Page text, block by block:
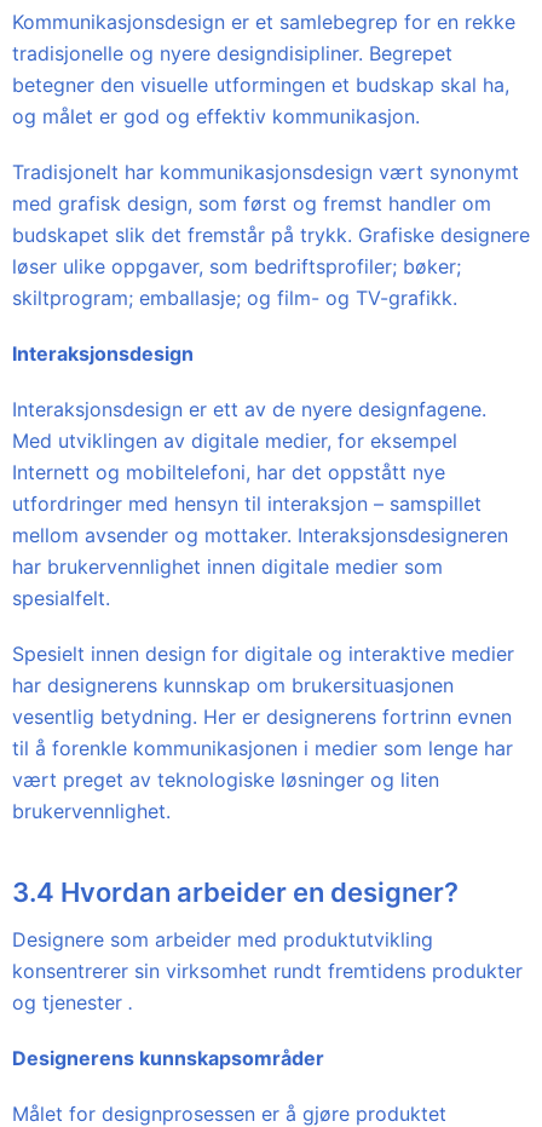
Kommunikasjonsdesign er et samlebegrep for en rekke
tradisjonelle og nyere designdisipliner. Begrepet
betegner den visuelle utformingen et budskap skal ha,
og målet er god og effektiv kommunikasjon.
Tradisjonelt har kommunikasjonsdesign vært synonymt
med grafisk design, som først og fremst handler om
budskapet slik det fremstår på trykk. Grafiske designere
løser ulike oppgaver, som bedriftsprofiler; bøker;
skiltprogram; emballasje; og film- og TV-grafikk.
Interaksjonsdesign
Interaksjonsdesign er ett av de nyere designfagene.
Med utviklingen av digitale medier, for eksempel
Internett og mobiltelefoni, har det oppstått nye
utfordringer med hensyn til interaksjon – samspillet
mellom avsender og mottaker. Interaksjonsdesigneren
har brukervennlighet innen digitale medier som
spesialfelt.
Spesielt innen design for digitale og interaktive medier
har designerens kunnskap om brukersituasjonen
vesentlig betydning. Her er designerens fortrinn evnen
til å forenkle kommunikasjonen i medier som lenge har
vært preget av teknologiske løsninger og liten
brukervennlighet.
3.4 Hvordan arbeider en designer?
Designere som arbeider med produktutvikling
konsentrerer sin virksomhet rundt fremtidens produkter
og tjenester .
Designerens kunnskapsområder
Målet for designprosessen er å gjøre produktet